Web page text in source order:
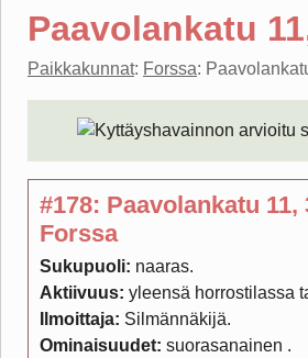
Paavolankatu
Paikkakunnat: Forssa:
#178: Paavolankatu 11,
Forssa
Sukupuoli: naaras
Aktiivuus: yleensä horrostilassa
Ilmoittaja: Silmännäkijä
Ominaisuudet: suorasanainen